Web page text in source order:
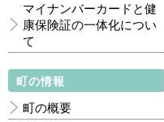
マイナンバーカードと健
康保険証の一体化につい
て
町の情報
町の概要